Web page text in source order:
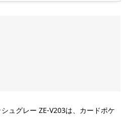
ュグレー ZE-V203は、カードポケ